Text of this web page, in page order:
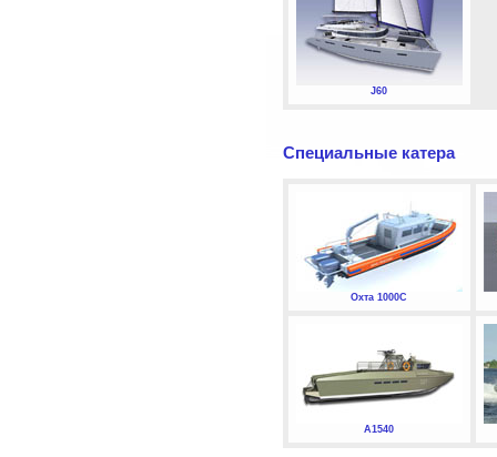
J60
Специальные катера
Охта 1000С
А1540